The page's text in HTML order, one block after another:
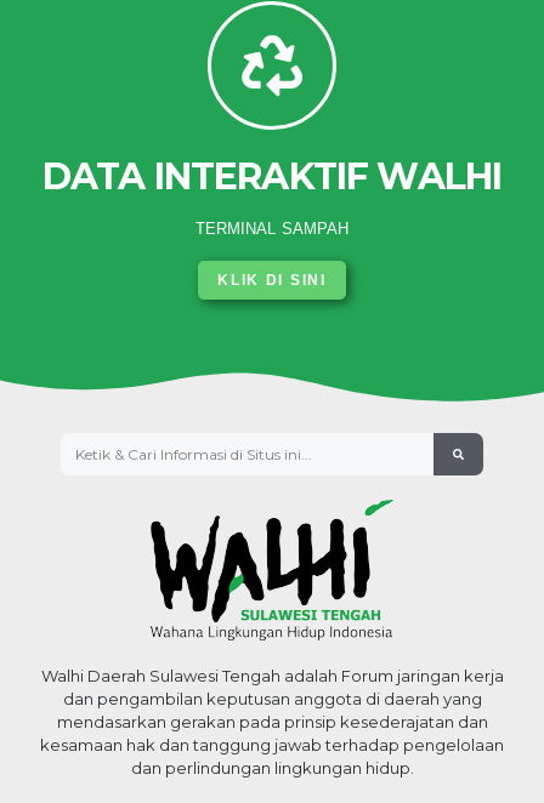
DATA INTERAKTIF WALHI
TERMINAL SAMPAH
KLIK DI SINI
Walhi Daerah Sulawesi Tengah adalah Forum jaringan kerja
dan pengambilan keputusan anggota di daerah yang
mendasarkan gerakan pada prinsip kesederajatan dan
kesamaan hak dan tanggung jawab terhadap pengelolaan
dan perlindungan lingkungan hidup.